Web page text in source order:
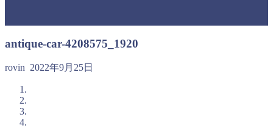
antique-car-4208575_1920
rovin 2022年9月25日